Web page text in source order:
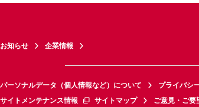
お知らせ 企業情報
パーソナルデータ（個人情報など）について プライバシ
サイトメンテナンス情報
サイトマップ ご意見・ご要